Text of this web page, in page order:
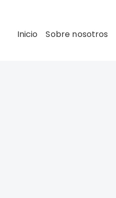
Inicio Sobre nosotros